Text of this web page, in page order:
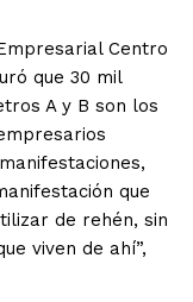
Centro
que 30 mil
A y B son los
que
de rehén, sin
viven de ahí”,